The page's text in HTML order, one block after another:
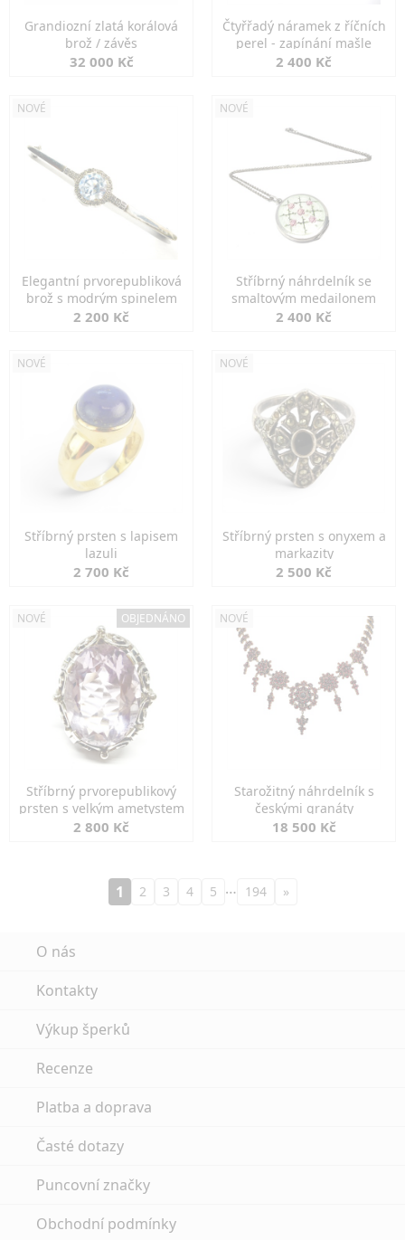
Grandiozní zlatá korálová
brož / závěs
32 000 Kč
Čtyřřadý náramek z říčních
perel - zapínání mašle
2 400 Kč
NOVÉ
Elegantní prvorepubliková
brož s modrým spinelem
2 200 Kč
NOVÉ
Stříbrný náhrdelník se
smaltovým medailonem
2 400 Kč
NOVÉ
Stříbrný prsten s lapisem
lazuli
2 700 Kč
NOVÉ
Stříbrný prsten s onyxem a
markazity
2 500 Kč
NOVÉ OBJEDNÁNO
Stříbrný prvorepublikový
prsten s velkým ametystem
2 800 Kč
NOVÉ
Starožitný náhrdelník s
českými granáty
18 500 Kč
1 2 3 4 5 … 194 »
O nás
Kontakty
Výkup šperků
Recenze
Platba a doprava
Časté dotazy
Puncovní značky
Obchodní podmínky